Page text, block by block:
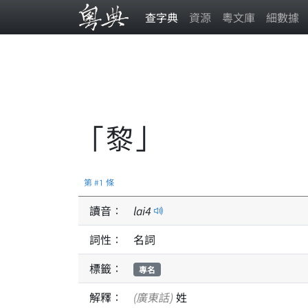
查字典 資源 粵文庫 細數據
「黎」
第 #1 條
讀音： lai4
詞性：
名詞
標籤：
專名
解釋： (廣東話) 姓